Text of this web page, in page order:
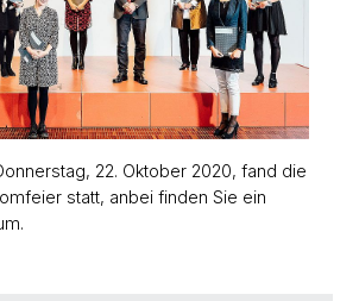
22. Oktober 2020, fand die
statt, anbei finden Sie ein